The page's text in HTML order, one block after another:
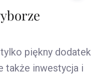
piękny dodatek
także inwestycja i